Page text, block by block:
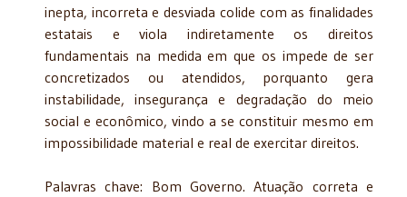
inepta, incorreta e desviada colide com as finalidades
estatais e viola indiretamente os direitos
fundamentais na medida em que os impede de ser
concretizados ou atendidos, porquanto gera
instabilidade, insegurança e degradação do meio
social e econômico, vindo a se constituir mesmo em
impossibilidade material e real de exercitar direitos.
Palavras chave: Bom Governo. Atuação correta e